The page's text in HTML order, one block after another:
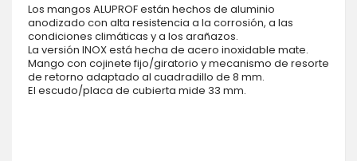
Los mangos ALUPROF están hechos de aluminio
anodizado con alta resistencia a la corrosión, a las
condiciones climáticas y a los arañazos.
La versión INOX está hecha de acero inoxidable mate.
Mango con cojinete fijo/giratorio y mecanismo de resorte
de retorno adaptado al cuadradillo de 8 mm.
El escudo/placa de cubierta mide 33 mm.